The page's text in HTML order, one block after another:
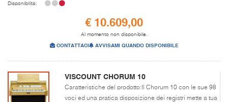
Disponibilità:
€ 10.609,00
Al momento non disponibile.
CONTATTACI AVVISAMI QUANDO DISPONIBILE
VISCOUNT CHORUM 10
Caratteristiche del prodotto:Il Chorum 10 con le sue 98
voci ed una pratica disposizione dei registri mette a tua